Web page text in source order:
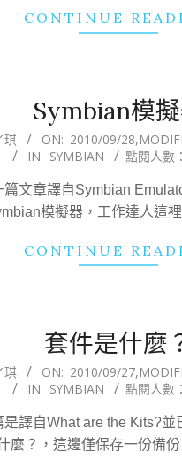
CONTINUE
Symbian模
琪 ON: 2010/09/28
IN: SYMBIAN 點閱人數
篇文章譯自Symbian
模擬器，工作達人這裡
CONTINUE
套件是什麼
琪 ON: 2010/09/27
IN: SYMBIAN 點閱人數
是譯自What are the Kits?並
麼？，這邊僅保存一份備